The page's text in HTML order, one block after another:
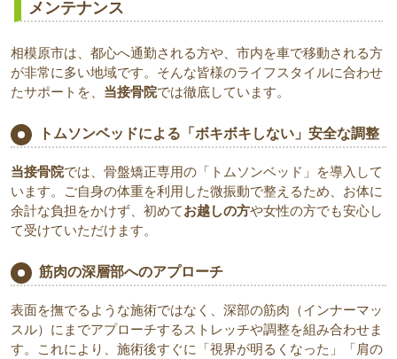
メンテナンス
相模原市は、都心へ通勤される方や、市内を車で移動される方
が非常に多い地域です。そんな皆様のライフスタイルに合わせ
たサポートを、 当接骨院では徹底しています。
トムソンベッドによる「ボキボキしない」安全な調整
当接骨院では、骨盤矯正専用の「トムソンベッド」を導入して
います。ご自身の体重を利用した微振動で整えるため、お体に
余計な負担をかけず、初めてお越しの方や女性の方でも安心し
て受けていただけます。
筋肉の深層部へのアプローチ
表面を撫でるような施術ではなく、深部の筋肉（インナーマッ
スル）にまでアプローチするストレッチや調整を組み合わせま
す。これにより、施術後すぐに「視界が明るくなった」「肩の